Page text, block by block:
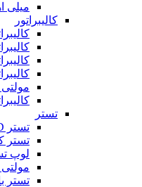
میلی
کالیبراتور
مولتی
تستر
تستر SMD
تستر
لوپ
مولتی
تستر